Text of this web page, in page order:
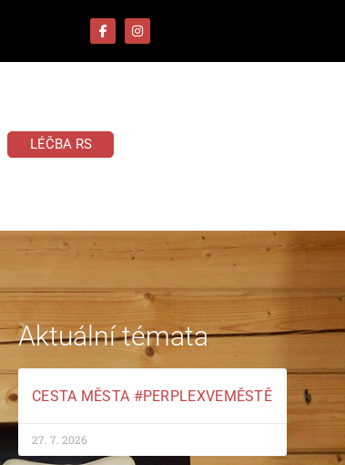
LÉČBA RS
Aktuální témata
CESTA MĚSTA #PERPLEXVEMĚSTĚ
27. 7. 2026